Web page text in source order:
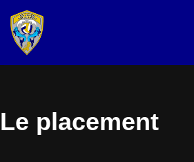
Aller
Le placement